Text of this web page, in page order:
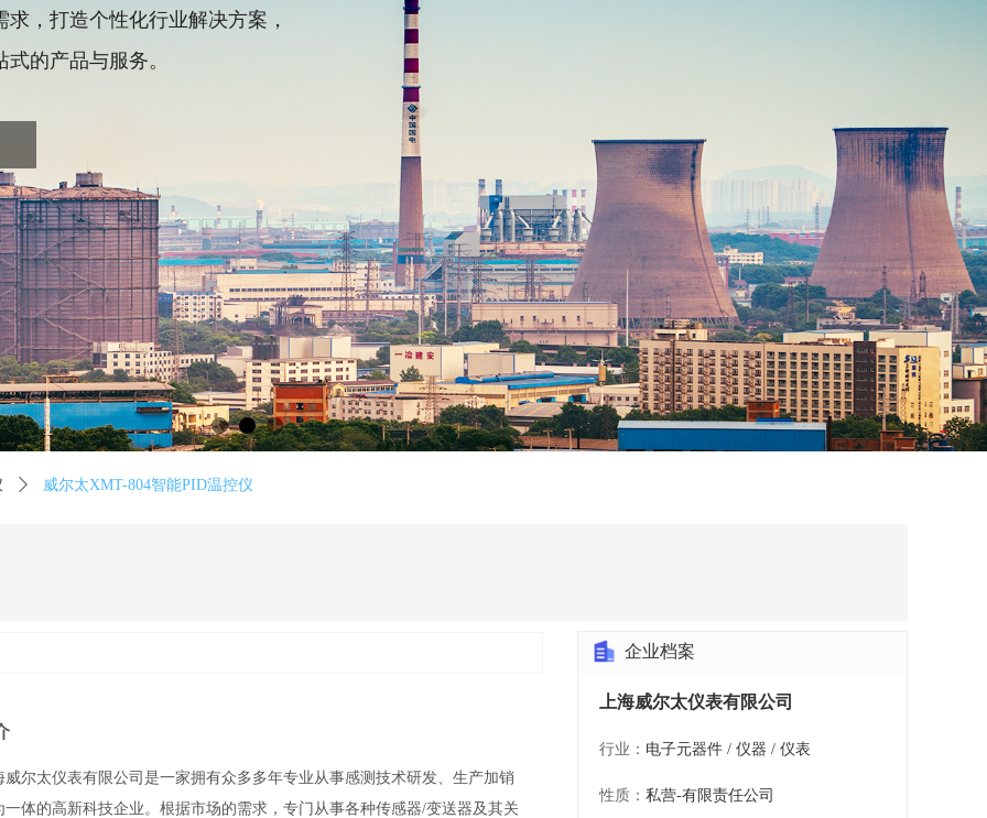
， 打造个性化行业解决方案，
的产品与服务。
企业档案
上海威尔太仪表有限公司
行业： 电子元器件 / 仪器 / 仪表
性质： 私营-有限责任公司
ꄲ 威尔太XMT-804智能PID温控仪
威尔太仪表有限公司是一家拥有众多多年专业从事感测技术研发、生产加销
一体的高新科技企业。根据市场的需求，专门从事各种传感器/变送器及其关